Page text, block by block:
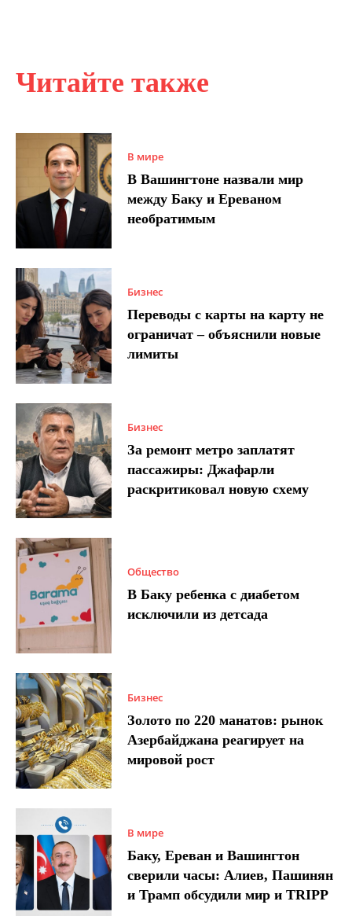
Читайте также
В мире
В Вашингтоне назвали мир
между Баку и Ереваном
необратимым
Бизнес
Переводы с карты на карту не
ограничат – объяснили новые
лимиты
Бизнес
За ремонт метро заплатят
пассажиры: Джафарли
раскритиковал новую схему
Общество
В Баку ребенка с диабетом
исключили из детсада
Бизнес
Золото по 220 манатов: рынок
Азербайджана реагирует на
мировой рост
В мире
Баку, Ереван и Вашингтон
сверили часы: Алиев, Пашинян
и Трамп обсудили мир и TRIPP